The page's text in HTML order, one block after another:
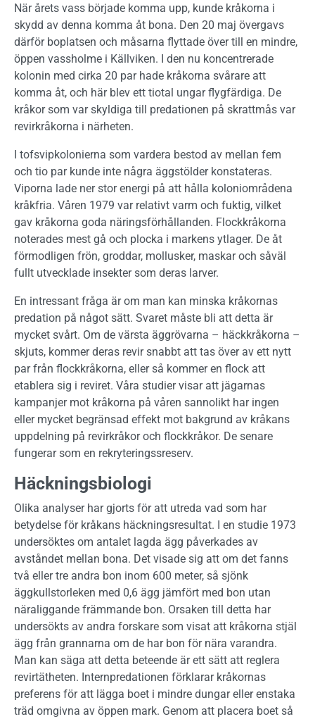
När årets vass började komma upp, kunde kråkorn­a i
skydd av denna komma åt bona. Den 20 maj övergavs
därför boplatsen och måsarna flyttade över till en mindre,
öppen vassholme i Källviken. I den nu koncentrerade
kolonin med cirka 20 par hade kråkorna svårare att
komma åt, och här blev ett tiotal ungar flygfärdiga. De
kråkor som var skyldiga till predationen på skrattmås var
revirkråkorna i närheten.
I tofsvipkolonierna som vardera bestod av mellan fem
och tio par kunde inte några äggstölder konstateras.
Viporna lade ner stor energi på att hålla koloniområdena
kråkfria. Våren 1979 var relativt varm och fuktig, vilket
gav kråkorna goda näringsförhållanden. Flockkråkorna
noterades mest gå och plocka i markens ytlager. De åt
förmodligen frön, groddar, mollusker, maskar och såväl
fullt utvecklade insekter som deras larver.
En intressant fråga är om man kan minska kråkornas
predation på något sätt. Svaret måste bli att detta är
mycket svårt. Om de värsta äggrövarna – häckkråkorna –
skjuts, kommer deras revir snabbt att tas över av ett nytt
par från flockkråkorna, eller så kommer en flock att
etablera sig i reviret. Våra studier visar att jägarnas
kampanjer mot kråkorna på våren sannolikt har ingen
eller mycket begränsad effekt mot bakgrund av kråkans
uppdelning på revirkråkor och flockkråkor. De senare
fungerar som en rekryteringssreserv.
Häckningsbiologi
Olika analyser har gjorts för att utreda vad som har
betydelse för kråkans häckningsresultat. I en studie 1973
undersöktes om antalet lagda ägg påverkades av
avståndet mellan bona. Det visade sig att om det fanns
två eller tre andra bon inom 600 meter, så sjönk
äggkullstorleken med 0,6 ägg jämfört med bon utan
näraliggande främmande bon. Orsaken till detta har
undersökts av andra forskare som visat att kråkorna stjäl
ägg från grannarna om de har bon för nära varandra.
Man kan säga att detta beteende är ett sätt att reglera
revirtätheten. Internpredationen förklarar kråkornas
preferens för att lägga boet i mindre dungar eller enstaka
träd omgivna av öppen mark. Genom att placera boet så